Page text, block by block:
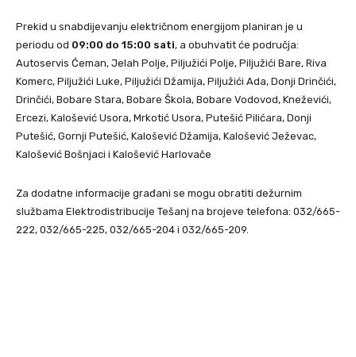
Prekid u snabdijevanju električnom energijom planiran je u
periodu od 09:00 do 15:00 sati, a obuhvatit će područja:
Autoservis Ćeman, Jelah Polje, Piljužići Polje, Piljužići Bare, Riva
Komerc, Piljužići Luke, Piljužići Džamija, Piljužići Ada, Donji Drinčići,
Drinčići, Bobare Stara, Bobare Škola, Bobare Vodovod, Kneževići,
Ercezi, Kalošević Usora, Mrkotić Usora, Putešić Pilićara, Donji
Putešić, Gornji Putešić, Kalošević Džamija, Kalošević Ježevac,
Kalošević Bošnjaci i Kalošević Harlovače
Za dodatne informacije građani se mogu obratiti dežurnim
službama Elektrodistribucije Tešanj na brojeve telefona: 032/665-
222, 032/665-225, 032/665-204 i 032/665-209.